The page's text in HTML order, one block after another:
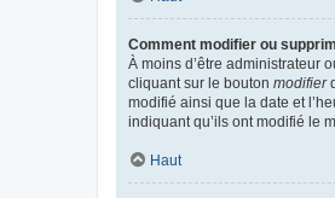
Comment modifier ou
À moins d’être administrateur
cliquant sur le bouton modifier
modifié ainsi que la date et
indiquant qu’ils ont modifié le
Haut